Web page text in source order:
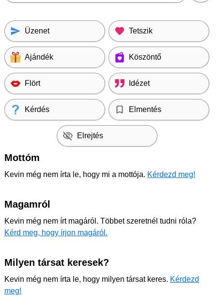
Üzenet Tetszik
Ajándék Köszöntő
Flört Idézet
Kérdés Elmentés
Elrejtés
Mottóm
Kevin még nem írta le, hogy mi a mottója. Kérdezd meg!
Magamról
Kevin még nem írt magáról. Többet szeretnél tudni róla?
Kérd meg, hogy írjon magáról.
Milyen társat keresek?
Kevin még nem írta le, hogy milyen társat keres. Kérdezd
meg!